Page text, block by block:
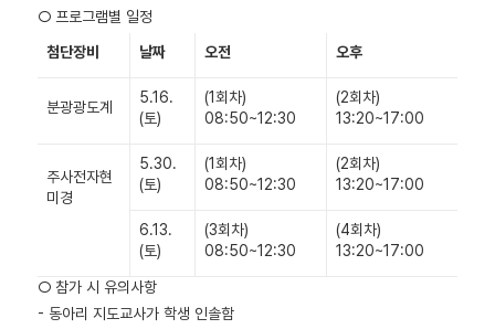
○ 프로그램별 일정
첨단장비
날짜 오전 오후
분광광도계
5.16.
(토)
(1회차)
08:50~12:30
(2회차)
13:20~17:00
주사전자현
미경
5.30.
(토)
(1회차)
08:50~12:30
(2회차)
13:20~17:00
6.13.
(토)
(3회차)
08:50~12:30
(4회차)
13:20~17:00
○ 참가 시 유의사항
- 동아리 지도교사가 학생 인솔함